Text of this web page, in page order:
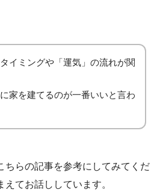
イミングや「運気」の流れが関
家を建てるのが一番いいと言わ
ちらの記事を参考にしてみてくだ
てお話ししています。